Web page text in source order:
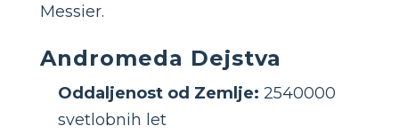
Messier.
Andromeda Dejstva
Oddaljenost od Zemlje: 2540000
svetlobnih let